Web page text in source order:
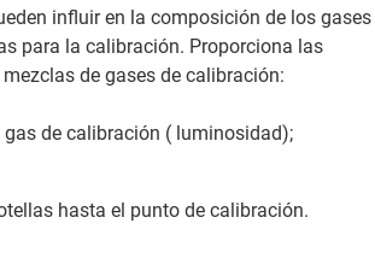
influir en la composición de los gases
para la calibración. Proporciona las
de gases de calibración:
de calibración ( luminosidad);
hasta el punto de calibración.